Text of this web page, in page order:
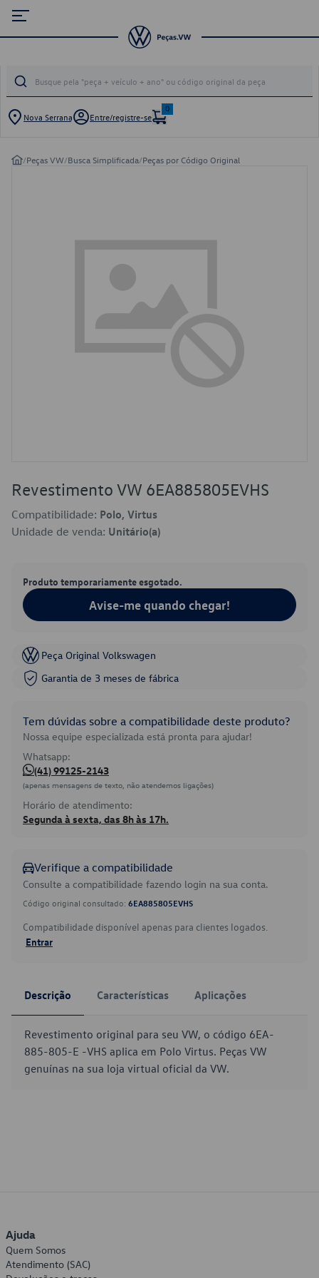
Nova Serrana Entre/registre-se
0
/Peças VW/Busca Simplificada/Peças por Código Original
Revestimento VW 6EA885805EVHS
Compatibilidade: Polo, Virtus
Unidade de venda: Unitário(a)
Produto temporariamente esgotado.
Avise-me quando chegar!
Peça Original Volkswagen
Garantia de 3 meses de fábrica
Tem dúvidas sobre a compatibilidade deste produto?
Nossa equipe especializada está pronta para ajudar!
Whatsapp:
(41) 99125-2143
(apenas mensagens de texto, não atendemos ligações)
Horário de atendimento:
Segunda à sexta, das 8h às 17h.
Verifique a compatibilidade
Consulte a compatibilidade fazendo login na sua conta.
Código original consultado: 6EA885805EVHS
Compatibilidade disponível apenas para clientes logados.
Entrar
Descrição Características Aplicações
Revestimento original para seu VW, o código 6EA-
885-805-E -VHS aplica em Polo Virtus. Peças VW
genuínas na sua loja virtual oficial da VW.
Ajuda
Quem Somos
Atendimento (SAC)